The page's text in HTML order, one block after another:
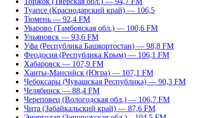
Туапсе (Краснодарский край) — 106,5
Тюмень — 92,4 FM
Уварово (Тамбовская обл.) — 100,6 FM
Ульяновск — 93,6 FM
Уфа (Республика Башкортостан) — 98,8 FM
Феодосия (Республика Крым) — 106,1 FM
Хабаровск — 107,9 FM
Ханты-Мансийск (Югра) — 107,1 FM
Чебоксары (Чувашская Республика) — 90,3 FM
Челябинск — 88,4 FM
Череповец (Вологодская обл.) — 106,7 FM
Чита (Забайкальский край) — 87,6 FM